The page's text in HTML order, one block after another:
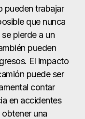
una
un